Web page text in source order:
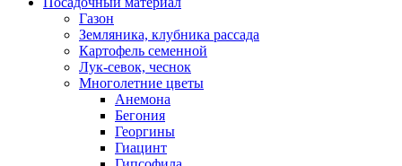
Газон
Земляника, клубника рассада
Картофель семенной
Лук-севок, чеснок
Многолетние цветы
Анемона
Бегония
Георгины
Гиацинт